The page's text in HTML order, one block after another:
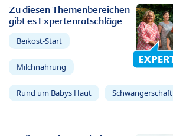
Zu diesen Themenbereichen
gibt es Expertenratschläge
Beikost-Start
Milchnahrung
Rund um Babys Haut Schwangerschaft